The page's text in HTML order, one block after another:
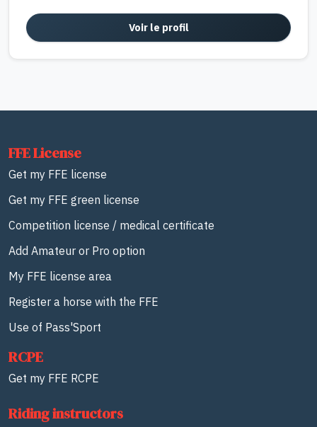
Voir le profil
FFE License
Get my FFE license
Get my FFE green license
Competition license / medical certificate
Add Amateur or Pro option
My FFE license area
Register a horse with the FFE
Use of Pass'Sport
RCPE
Get my FFE RCPE
Riding instructors